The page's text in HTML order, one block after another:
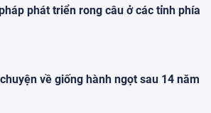
phát triển rong câu ở các tỉnh phía
về giống hành ngọt sau 14 năm